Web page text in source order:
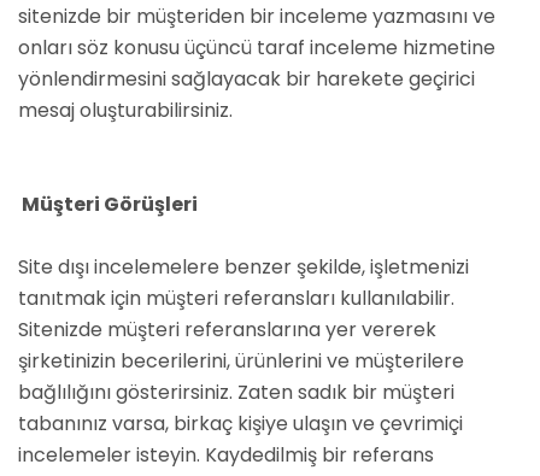
sitenizde bir müşteriden bir inceleme yazmasını ve
onları söz konusu üçüncü taraf inceleme hizmetine
yönlendirmesini sağlayacak bir harekete geçirici
mesaj oluşturabilirsiniz.
Müşteri Görüşleri
Site dışı incelemelere benzer şekilde, işletmenizi
tanıtmak için müşteri referansları kullanılabilir.
Sitenizde müşteri referanslarına yer vererek
şirketinizin becerilerini, ürünlerini ve müşterilere
bağlılığını gösterirsiniz. Zaten sadık bir müşteri
tabanınız varsa, birkaç kişiye ulaşın ve çevrimiçi
incelemeler isteyin. Kaydedilmiş bir referans